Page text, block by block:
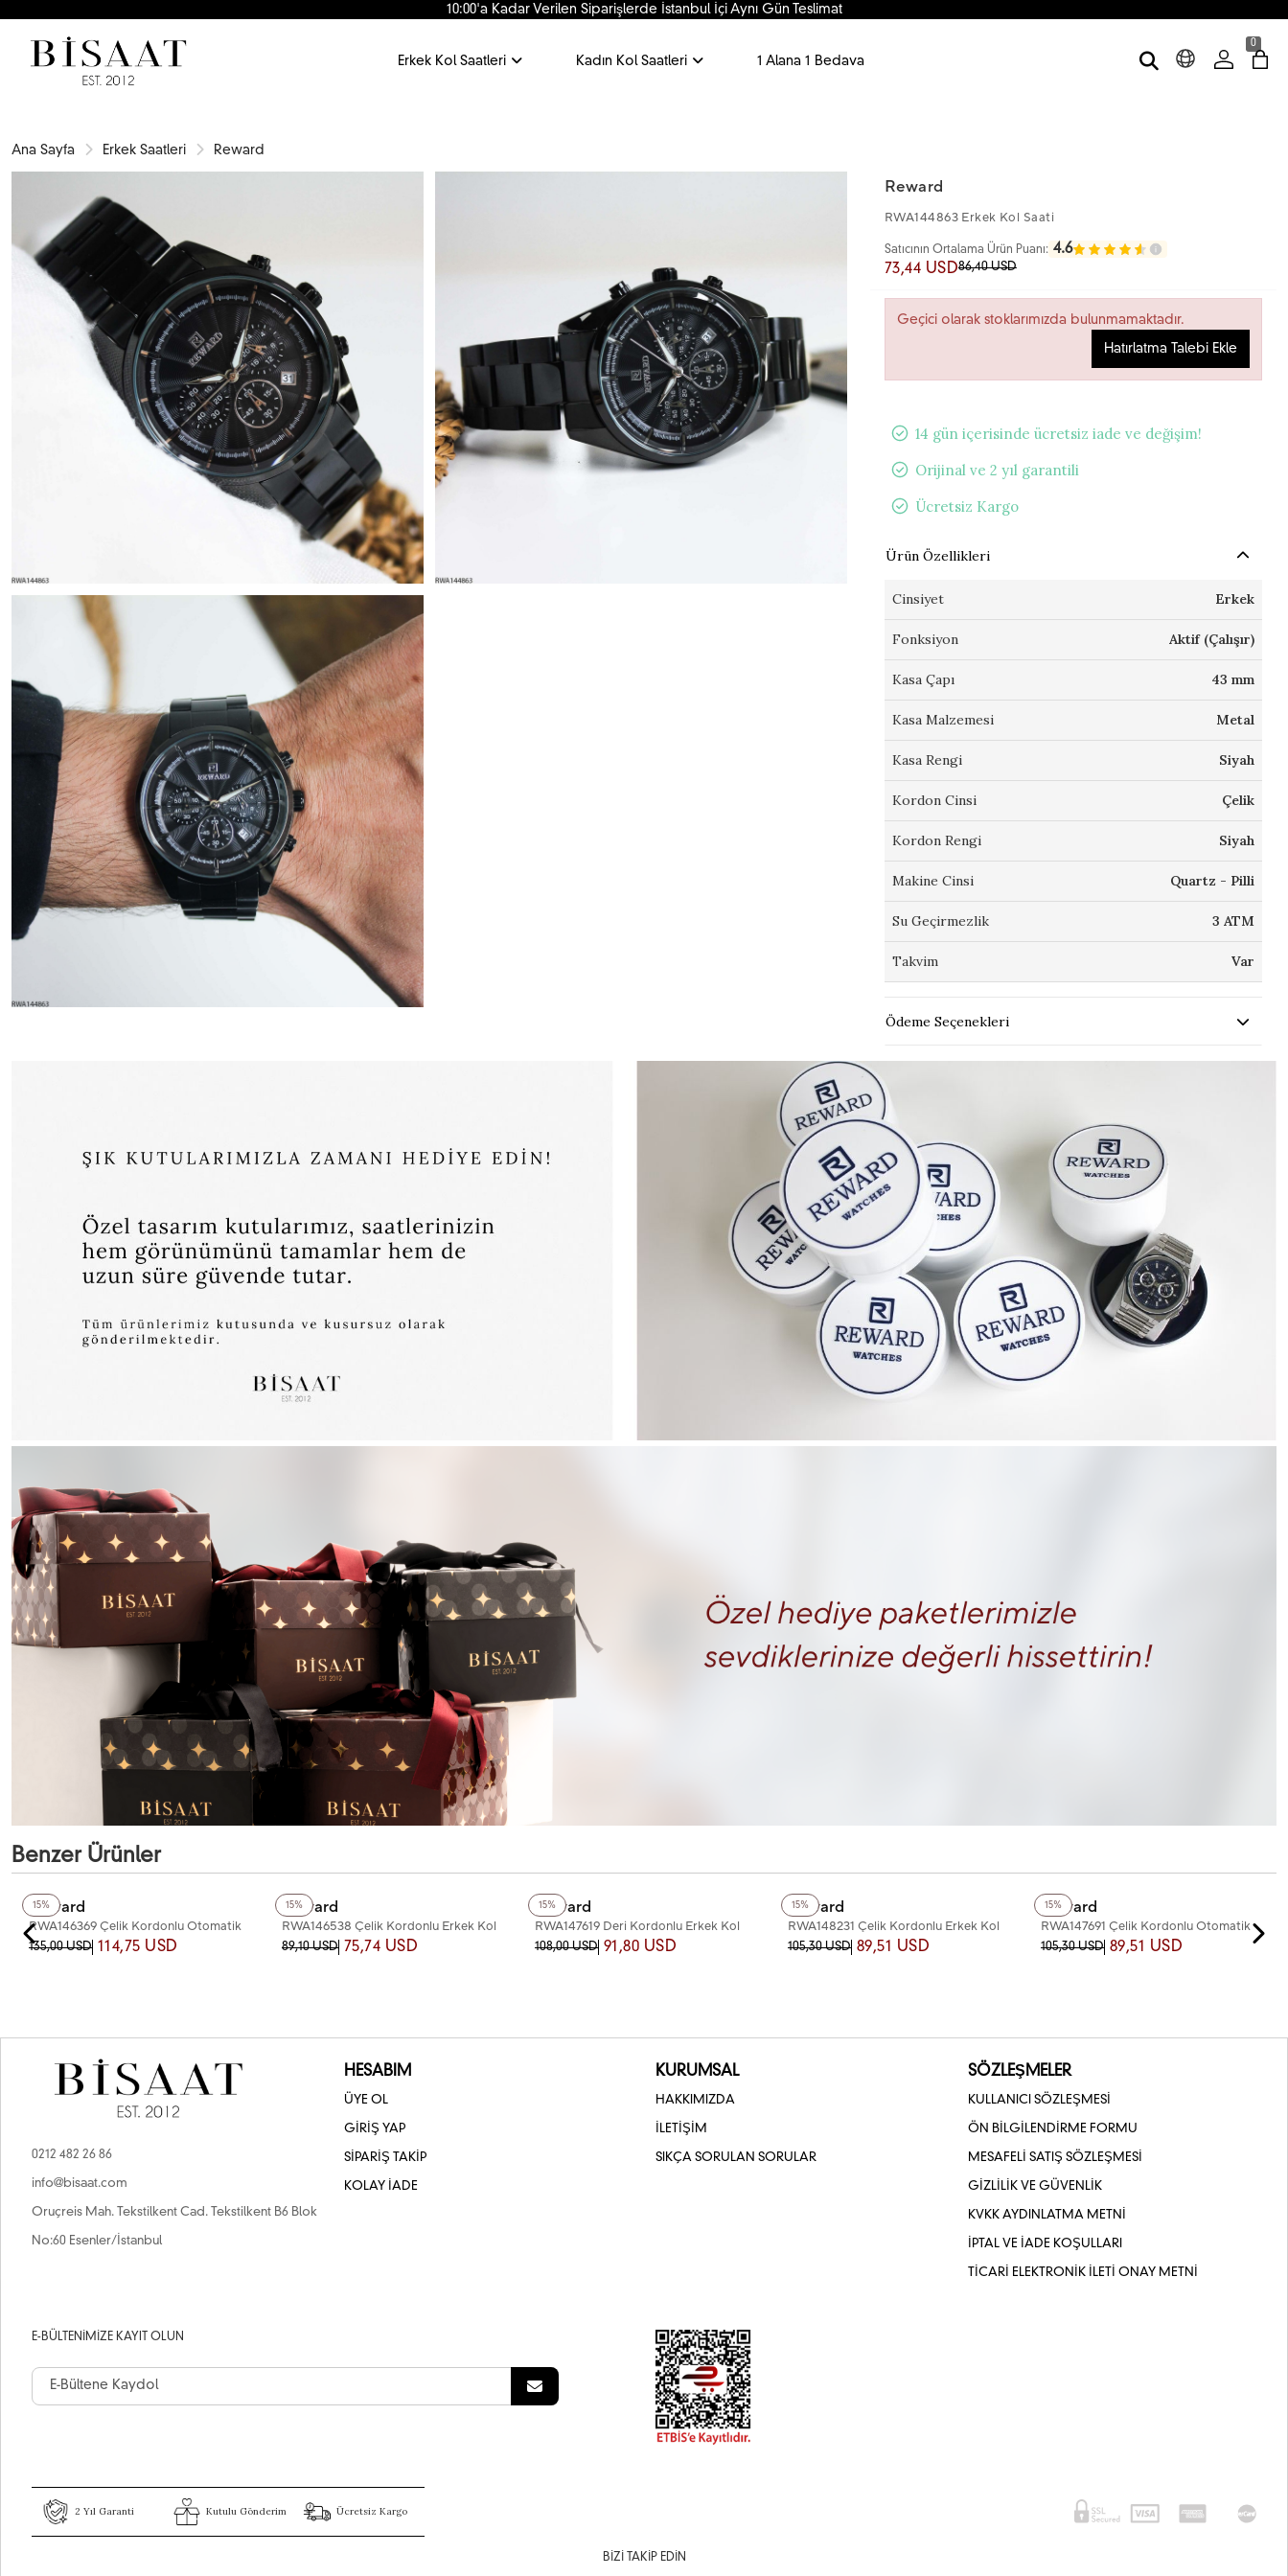
10:00'a Kadar Verilen Siparişlerde İstanbul İçi Aynı Gün Teslimat
Erkek Kol Saatleri Kadın Kol Saatleri 1 Alana 1 Bedava
0
Ana Sayfa Erkek Saatleri Reward
Reward
RWA144863 Erkek Kol Saati
Satıcının Ortalama Ürün Puanı: 4.6
73,44 USD86,40 USD
Geçici olarak stoklarımızda bulunmamaktadır.
Hatırlatma Talebi Ekle
14 gün içerisinde ücretsiz iade ve değişim!
Orijinal ve 2 yıl garantili
Ücretsiz Kargo
Ürün Özellikleri
Cinsiyet Erkek
Fonksiyon Aktif (Çalışır)
Kasa Çapı 43 mm
Kasa Malzemesi Metal
Kasa Rengi Siyah
Kordon Cinsi Çelik
Kordon Rengi Siyah
Makine Cinsi Quartz - Pilli
Su Geçirmezlik 3 ATM
Takvim Var
Ödeme Seçenekleri
Benzer Ürünler
15%
Reward
RWA146369 Çelik Kordonlu Otomatik
Erkek Kol Saati
135,00 USD 114,75 USD
15%
+3Renk
Reward
RWA146538 Çelik Kordonlu Erkek Kol
Saati
89,10 USD 75,74 USD
15%
+6Renk
Reward
RWA147619 Deri Kordonlu Erkek Kol
Saati
108,00 USD 91,80 USD
15%
+4Renk
Reward
RWA148231 Çelik Kordonlu Erkek Kol
Saati
105,30 USD 89,51 USD
15%
+4Renk
Reward
RWA147691 Çelik Kordonlu Otomatik
Erkek Kol Saati
105,30 USD 89,51 USD
0212 482 26 86
info@bisaat.com
Oruçreis Mah. Tekstilkent Cad. Tekstilkent B6 Blok
No:60 Esenler/İstanbul
HESABIM
ÜYE OL
GİRİŞ YAP
SİPARİŞ TAKİP
KOLAY İADE
KURUMSAL
HAKKIMIZDA
İLETİŞİM
SIKÇA SORULAN SORULAR
SÖZLEŞMELER
KULLANICI SÖZLEŞMESİ
ÖN BİLGİLENDİRME FORMU
MESAFELİ SATIŞ SÖZLEŞMESİ
GİZLİLİK VE GÜVENLİK
KVKK AYDINLATMA METNİ
İPTAL VE İADE KOŞULLARI
TİCARİ ELEKTRONİK İLETİ ONAY METNİ
E-BÜLTENIMIZE KAYIT OLUN
2 Yıl Garanti Kutulu Gönderim Ücretsiz Kargo
BIZI TAKIP EDIN